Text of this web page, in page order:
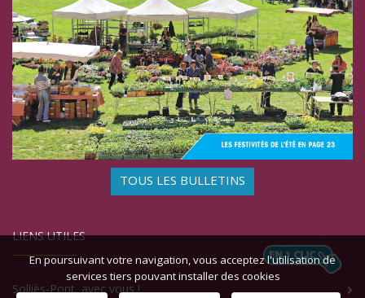
TOUS LES BULLETINS
LIENS UTILES
Solliès-Pont, avec vous !
En poursuivant votre navigation, vous acceptez l'utilisation de
services tiers pouvant installer des cookies